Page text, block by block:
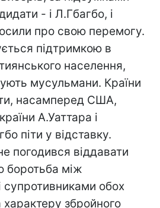
- і Л.Гбагбо, і
про свою перемогу.
підтримкою в
населення,
мусульмани. Країни
насамперед США,
А.Уаттара і
піти у відставку.
погодився віддавати
боротьба між
супротивниками обох
характеру збройного